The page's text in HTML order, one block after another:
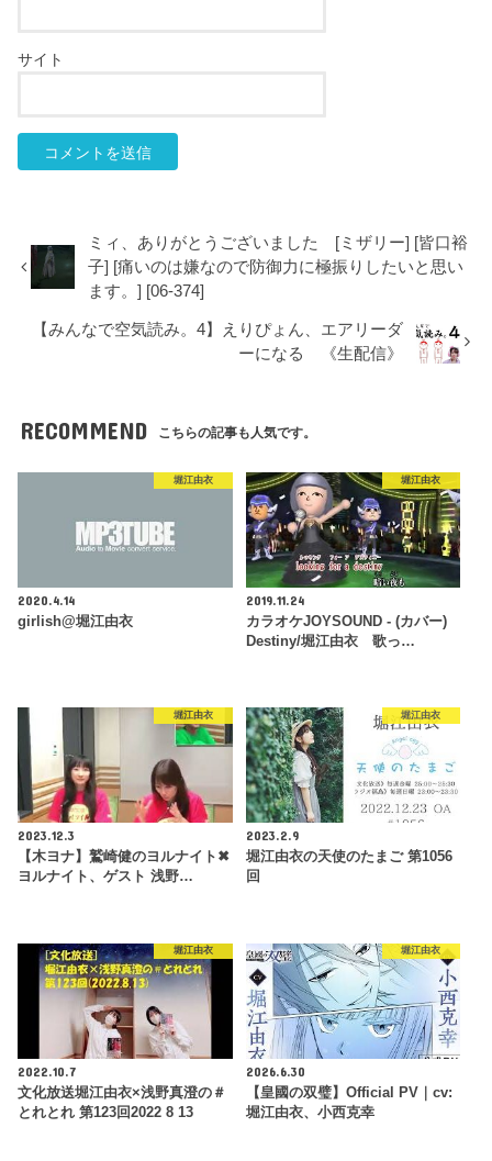
サイト
ミィ、ありがとうございました [ミザリー] [皆口裕
子] [痛いのは嫌なので防御力に極振りしたいと思い
ます。] [06-374]
【みんなで空気読み。4】えりぴょん、エアリーダ
ーになる 《生配信》
RECOMMEND こちらの記事も人気です。
堀江由衣
2020.4.14
girlish@堀江由衣
堀江由衣
2019.11.24
カラオケJOYSOUND - (カバー)
Destiny/堀江由衣 歌っ…
堀江由衣
2023.12.3
【木ヨナ】鷲崎健のヨルナイト✖︎
ヨルナイト、ゲスト 浅野…
堀江由衣
2023.2.9
堀江由衣の天使のたまご 第1056
回
堀江由衣
2022.10.7
文化放送堀江由衣×浅野真澄の＃
とれとれ 第123回2022 8 13
堀江由衣
2026.6.30
【皇國の双璧】Official PV｜cv:
堀江由衣、小西克幸